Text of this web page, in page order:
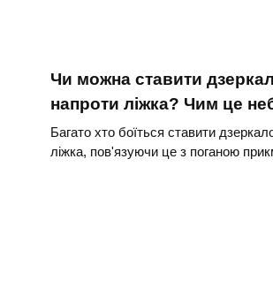
Чи можна ставити
напроти ліжка? Чим це
Багато хто боїться ставити
ліжка, пов'язуючи це з поганою